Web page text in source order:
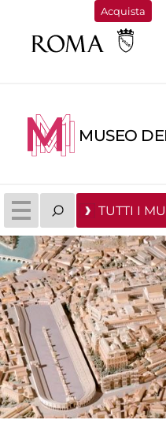
Acquista
MUSEO
TUTTI I